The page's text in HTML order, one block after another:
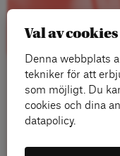
Läs mer
Val av cookies
Denna webbplats
tekniker för att
som möjligt. Du
cookies och dina
datapolicy.